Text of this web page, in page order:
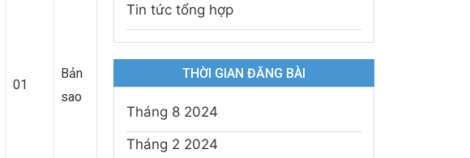
01
Bản
sao
Tin tức tổng hợp
THỜI GIAN ĐĂNG BÀI
Tháng 8 2024
Tháng 2 2024